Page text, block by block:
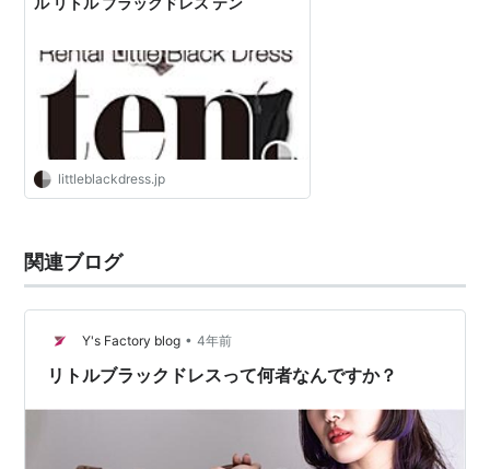
littleblackdress.jp
関連ブログ
Y's Factory blog • 4年前
リトルブラックドレスって何者なんですか？